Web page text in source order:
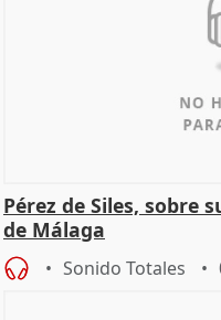
Pérez de Siles, sobre
de Málaga
Sonido Totales